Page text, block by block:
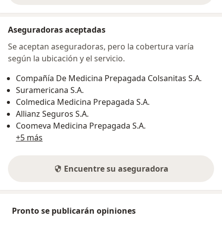
Aseguradoras aceptadas
Se aceptan aseguradoras, pero la cobertura varía
según la ubicación y el servicio.
Compañía De Medicina Prepagada Colsanitas S.A.
Suramericana S.A.
Colmedica Medicina Prepagada S.A.
Allianz Seguros S.A.
Coomeva Medicina Prepagada S.A.
+5 más
Encuentre su aseguradora
Pronto se publicarán opiniones